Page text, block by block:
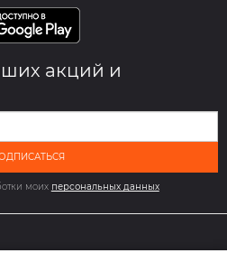
акций и
моих персональных данных